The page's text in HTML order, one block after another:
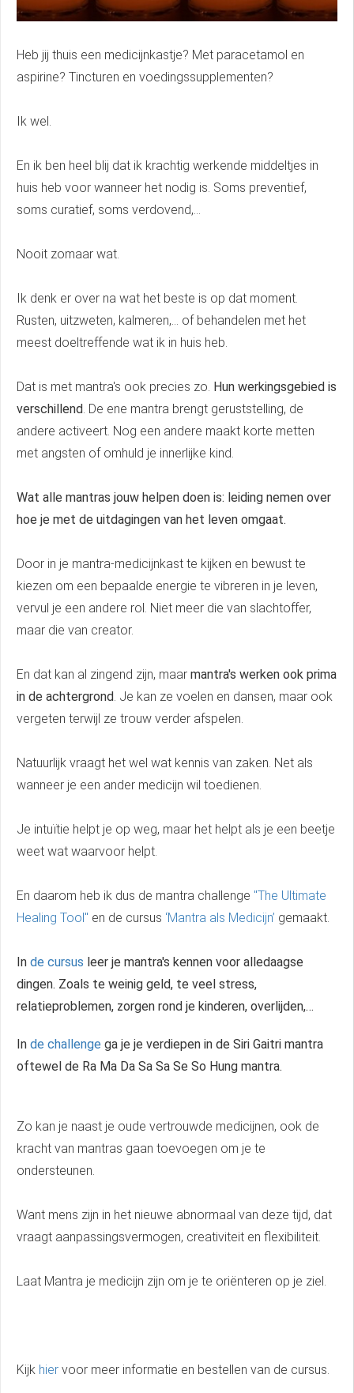
Heb jij thuis een medicijnkastje? Met paracetamol en
aspirine? Tincturen en voedingssupplementen?
Ik wel.
En ik ben heel blij dat ik krachtig werkende middeltjes in
huis heb voor wanneer het nodig is. Soms preventief,
soms curatief, soms verdovend,…
Nooit zomaar wat.
Ik denk er over na wat het beste is op dat moment.
Rusten, uitzweten, kalmeren,… of behandelen met het
meest doeltreffende wat ik in huis heb.
Dat is met mantra's ook precies zo. Hun werkingsgebied is
verschillend. De ene mantra brengt geruststelling, de
andere activeert. Nog een andere maakt korte metten
met angsten of omhuld je innerlijke kind.
Wat alle mantras jouw helpen doen is: leiding nemen over
hoe je met de uitdagingen van het leven omgaat.
Door in je mantra-medicijnkast te kijken en bewust te
kiezen om een bepaalde energie te vibreren in je leven,
vervul je een andere rol. Niet meer die van slachtoffer,
maar die van creator.
En dat kan al zingend zijn, maar mantra's werken ook prima
in de achtergrond. Je kan ze voelen en dansen, maar ook
vergeten terwijl ze trouw verder afspelen.
Natuurlijk vraagt het wel wat kennis van zaken. Net als
wanneer je een ander medicijn wil toedienen.
Je intuïtie helpt je op weg, maar het helpt als je een beetje
weet wat waarvoor helpt.
En daarom heb ik dus de mantra challenge "The Ultimate
Healing Tool" en de cursus ‘Mantra als Medicijn’ gemaakt.
In de cursus leer je mantra's kennen voor alledaagse
dingen. Zoals te weinig geld, te veel stress,
relatieproblemen, zorgen rond je kinderen, overlijden,…
In de challenge ga je je verdiepen in de Siri Gaitri mantra
oftewel de Ra Ma Da Sa Sa Se So Hung mantra.
Zo kan je naast je oude vertrouwde medicijnen, ook de
kracht van mantras gaan toevoegen om je te
ondersteunen.
Want mens zijn in het nieuwe abnormaal van deze tijd, dat
vraagt aanpassingsvermogen, creativiteit en flexibiliteit.
Laat Mantra je medicijn zijn om je te oriënteren op je ziel.
Kijk hier voor meer informatie en bestellen van de cursus.